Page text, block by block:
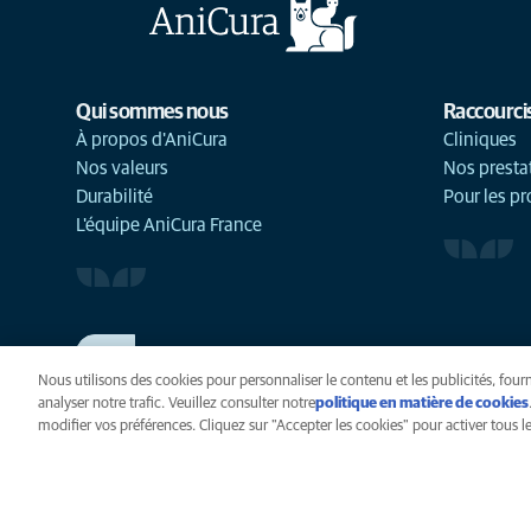
Qui sommes nous
À propos d'AniCura
Nos valeurs
Durabilité
L'équipe AniCura France
Cliniques
Nos
Pour les
Voir nos offres d'emploi
Nous utilisons des cookies pour personnaliser le contenu et les publicités,
analyser notre trafic. Veuillez consulter notrepolitique en matière de cookies
modifier vos préférences. Cliquez sur "Accepter les cookies" pour activer tous